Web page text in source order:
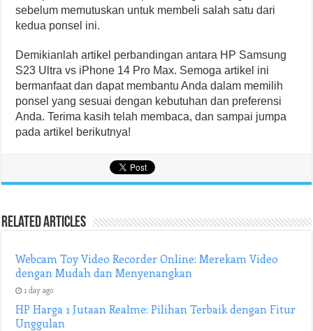
sebelum memutuskan untuk membeli salah satu dari
kedua ponsel ini.
Demikianlah artikel perbandingan antara HP Samsung
S23 Ultra vs iPhone 14 Pro Max. Semoga artikel ini
bermanfaat dan dapat membantu Anda dalam memilih
ponsel yang sesuai dengan kebutuhan dan preferensi
Anda. Terima kasih telah membaca, dan sampai jumpa
pada artikel berikutnya!
Related Articles
Webcam Toy Video Recorder Online: Merekam Video
dengan Mudah dan Menyenangkan
1 day ago
HP Harga 1 Jutaan Realme: Pilihan Terbaik dengan Fitur
Unggulan